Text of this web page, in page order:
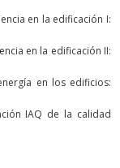
en la edificación I:
en la edificación II:
en los edificios:
IAQ de la calidad